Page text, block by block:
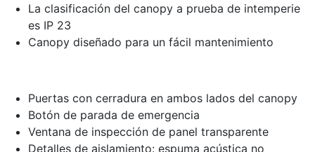
La clasificación del canopy a prueba de intemperie
es IP 23
Canopy diseñado para un fácil mantenimiento
Puertas con cerradura en ambos lados del canopy
Botón de parada de emergencia
Ventana de inspección de panel transparente
Detalles de aislamiento: espuma acústica no